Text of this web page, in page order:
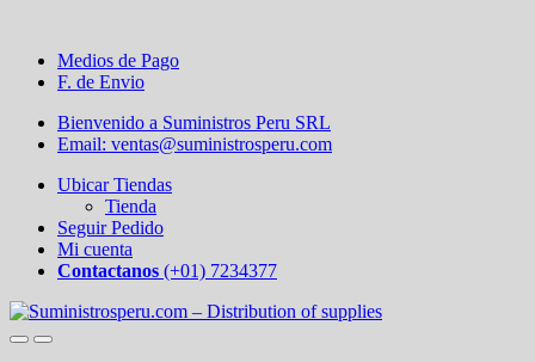
Medios de Pago
F. de Envio
Bienvenido a Suministros Peru SRL
Email: ventas@suministrosperu.com
Ubicar Tiendas
Tienda
Seguir Pedido
Mi cuenta
Contactanos (+01) 7234377